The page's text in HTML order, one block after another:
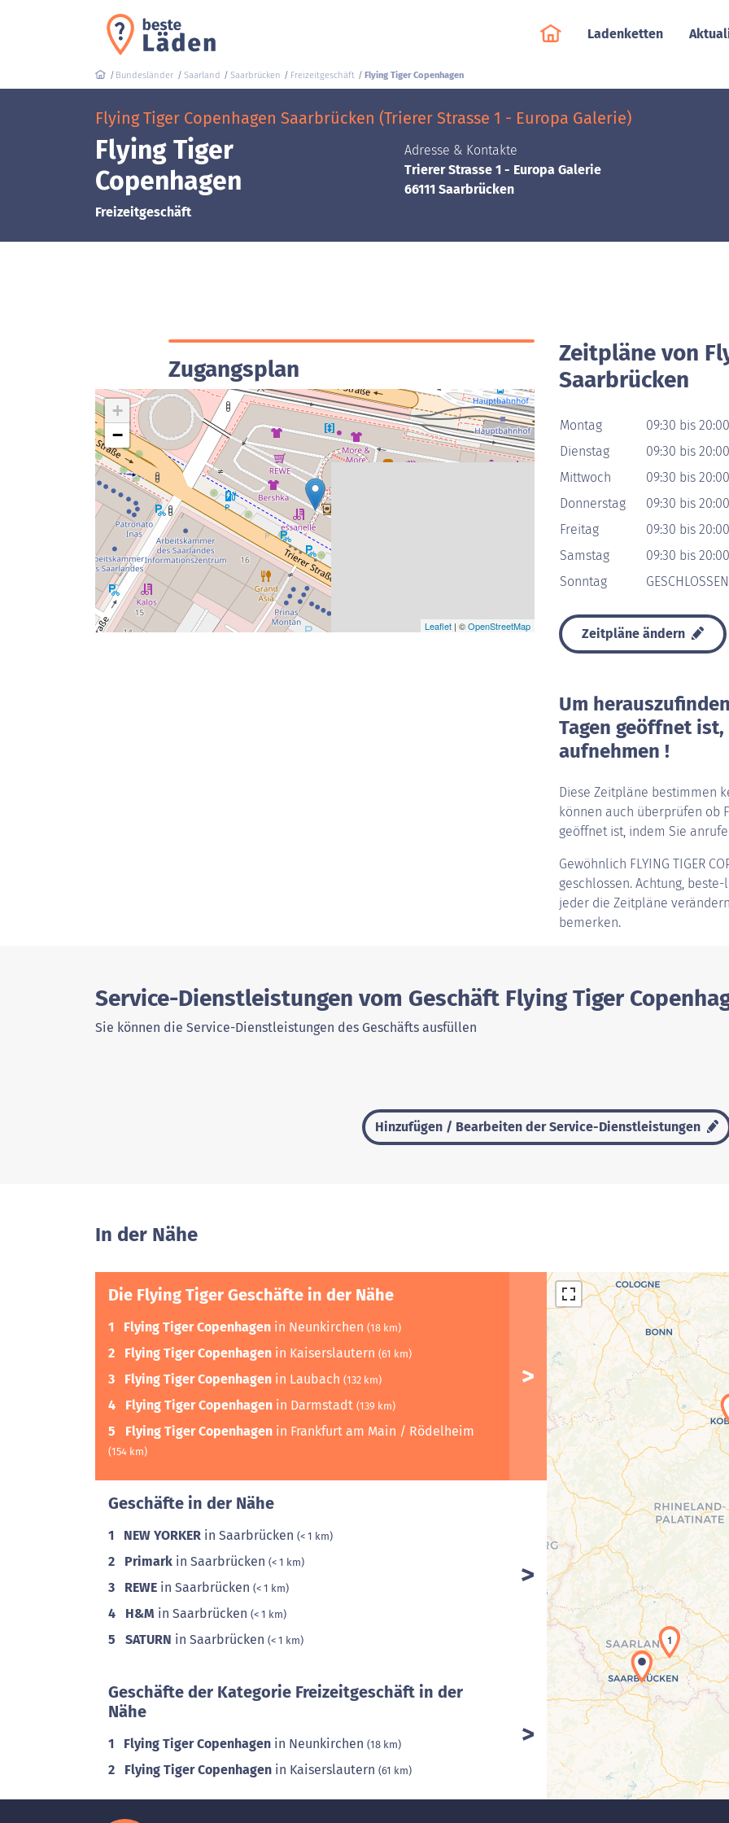
Ladenketten
Bundesländer Saarland Saarbrücken Freizeitgeschäft Flying Tiger Copenhagen
Flying Tiger Copenhagen Saarbrücken (Trierer Strasse 1 - Europa Galerie)
Flying Tiger
Copenhagen
Freizeitgeschäft
Adresse & Kontakte
Trierer Strasse 1 - Europa Galerie
66111 Saarbrücken
Zugangsplan
+
−
Leaflet | ©OpenStreetMap
Zeitpläne von
Saarbrücken
Montag
09:30 bis
Dienstag
09:30 bis
Mittwoch
09:30 bis
Donnerstag
09:30 bis
Freitag
09:30 bis
Samstag
09:30 bis
Sonntag
GESCHLOSSEN
Zeitpläne ändern
Um
Tagen geöffnet
aufnehmen !
Diese Zeitpläne bestimmen
können auch überprüfen ob
geöffnet ist, indem Sie
Gewöhnlich FLYING TIGER
geschlossen. Achtung,
jeder die Zeitpläne
bemerken.
Service-Dienstleistungen vom Geschäft Flying Tiger
Sie können die Service-Dienstleistungen des Geschäfts ausfüllen
Hinzufügen / Bearbeiten der Service-Dienstleistungen
In der Nähe
Die Flying Tiger Geschäfte in der Nähe
1 Flying Tiger Copenhagen in Neunkirchen (18 km)
2 Flying Tiger Copenhagen in Kaiserslautern (61 km)
3 Flying Tiger Copenhagen in Laubach (132 km)
4 Flying Tiger Copenhagen in Darmstadt (139 km)
5 Flying Tiger Copenhagen in Frankfurt am Main / Rödelheim
(154 km)
Geschäfte in der Nähe
1 NEW YORKER in Saarbrücken (< 1 km)
2 Primark in Saarbrücken (< 1 km)
3 REWE in Saarbrücken (< 1 km)
4 H&M in Saarbrücken (< 1 km)
5 SATURN in Saarbrücken (< 1 km)
Geschäfte der Kategorie Freizeitgeschäft in der
Nähe
1 Flying Tiger Copenhagen in Neunkirchen (18 km)
2 Flying Tiger Copenhagen in Kaiserslautern (61 km)
1